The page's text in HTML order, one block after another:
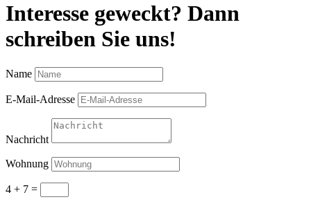
Interesse geweckt? Dann
schreiben Sie uns!
Name
E-Mail-Adresse
Nachricht
Wohnung
4 + 7 =